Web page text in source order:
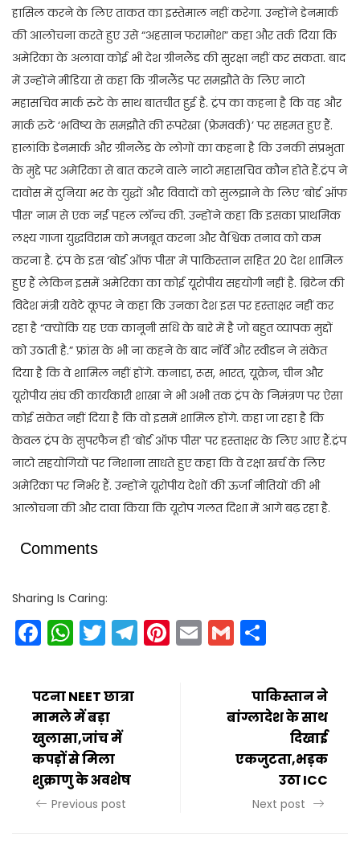
हासिल करने के लिए ताकत का इस्तेमाल नहीं करेगा. उन्होंने डेनमार्क
की आलोचना करते हुए उसे “अहसान फरामोश” कहा और तर्क दिया कि
अमेरिका के अलावा कोई भी देश ग्रीनलैंड की सुरक्षा नहीं कर सकता. बाद
में उन्होंने मीडिया से कहा कि ग्रीनलैंड पर समझौते के लिए नाटो
महासचिव मार्क रुटे के साथ बातचीत हुई है. ट्रंप का कहना है कि वह और
मार्क रुटे ‘भविष्य के समझौते की रूपरेखा (फ्रेमवर्क)’ पर सहमत हुए हैं.
हालांकि डेनमार्क और ग्रीनलैंड के लोगों का कहना है कि उनकी संप्रभुता
के मुद्दे पर अमेरिका से बात करने वाले नाटो महासचिव कौन होते हैं.ट्रंप ने
दावोस में दुनिया भर के युद्धों और विवादों को सुलझाने के लिए ‘बोर्ड ऑफ
पीस’ नाम से एक नई पहल लॉन्च की. उन्होंने कहा कि इसका प्राथमिक
लक्ष्य गाजा युद्धविराम को मजबूत करना और वैश्विक तनाव को कम
करना है. ट्रंप के इस ‘बोर्ड ऑफ पीस’ में पाकिस्तान सहित 20 देश शामिल
हुए हैं लेकिन इसमें अमेरिका का कोई यूरोपीय सहयोगी नहीं है. ब्रिटेन की
विदेश मंत्री यवेटे कूपर ने कहा कि उनका देश इस पर हस्ताक्षर नहीं कर
रहा है “क्योंकि यह एक कानूनी संधि के बारे में है जो बहुत व्यापक मुद्दों
को उठाती है.” फ्रांस के भी ना कहने के बाद नॉर्वे और स्वीडन ने संकेत
दिया है कि वे शामिल नहीं होंगे. कनाडा, रूस, भारत, यूक्रेन, चीन और
यूरोपीय संघ की कार्यकारी शाखा ने भी अभी तक ट्रंप के निमंत्रण पर ऐसा
कोई संकेत नहीं दिया है कि वो इसमें शामिल होंगे. कहा जा रहा है कि
केवल ट्रंप के सुपरफैन ही ‘बोर्ड ऑफ पीस’ पर हस्ताक्षर के लिए आए हैं.ट्रंप
नाटो सहयोगियों पर निशाना साधते हुए कहा कि वे रक्षा खर्च के लिए
अमेरिका पर निर्भर हैं. उन्होंने यूरोपीय देशों की ऊर्जा नीतियों की भी
आलोचना की और दावा किया कि यूरोप गलत दिशा में आगे बढ़ रहा है.
Comments
Sharing Is Caring:
Facebook
WhatsApp
Twitter
Telegram
Pinterest
EmailGmail
पटना NEET छात्रा
मामले में बड़ा
खुलासा,जांच में
कपड़ों से मिला
शुक्राणु के अवशेष
Previous post
पाकिस्तान ने
बांग्लादेश के साथ
दिखाई
एकजुटता,भड़क
उठा ICC
Next post